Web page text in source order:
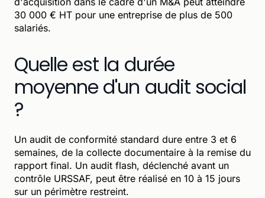
30 000 € HT pour une entreprise de plus de 500
salariés.
Quelle est la durée
moyenne d'un audit social
?
Un audit de conformité standard dure entre 3 et 6
semaines, de la collecte documentaire à la remise du
rapport final. Un audit flash, déclenché avant un
contrôle URSSAF, peut être réalisé en 10 à 15 jours
sur un périmètre restreint.